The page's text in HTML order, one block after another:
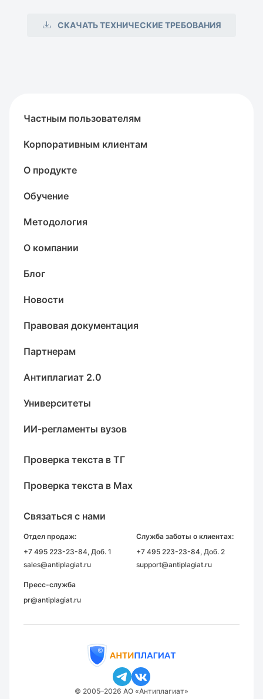
СКАЧАТЬ ТЕХНИЧЕСКИЕ ТРЕБОВАНИЯ
Частным пользователям
Корпоративным клиентам
О продукте
Обучение
Методология
О компании
Блог
Новости
Правовая документация
Партнерам
Антиплагиат 2.0
Университеты
ИИ-регламенты вузов
Проверка текста в ТГ
Проверка текста в Max
Связаться с нами
Отдел продаж:
+7 495 223-23-84, Доб. 1
sales@antiplagiat.ru
Служба заботы о клиентах:
+7 495 223-23-84, Доб. 2
support@antiplagiat.ru
Пресс-служба
pr@antiplagiat.ru
© 2005–2026 АО «Антиплагиат»